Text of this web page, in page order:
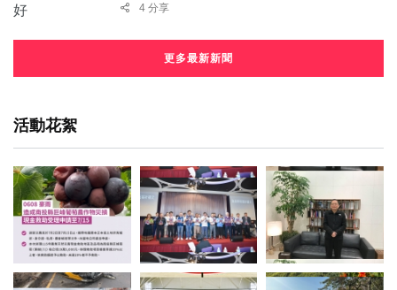
4 分享
更多最新新聞
活動花絮